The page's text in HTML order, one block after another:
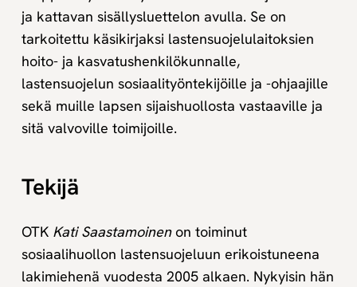
ja kattavan sisällysluettelon avulla. Se on
tarkoitettu käsikirjaksi lastensuojelulaitoksien
hoito- ja kasvatushenkilökunnalle,
lastensuojelun sosiaalityöntekijöille ja -ohjaajille
sekä muille lapsen sijaishuollosta vastaaville ja
sitä valvoville toimijoille.
Tekijä
OTK Kati Saastamoinenon toiminut
sosiaalihuollon lastensuojeluun erikoistuneena
lakimiehenä vuodesta 2005 alkaen. Nykyisin hän